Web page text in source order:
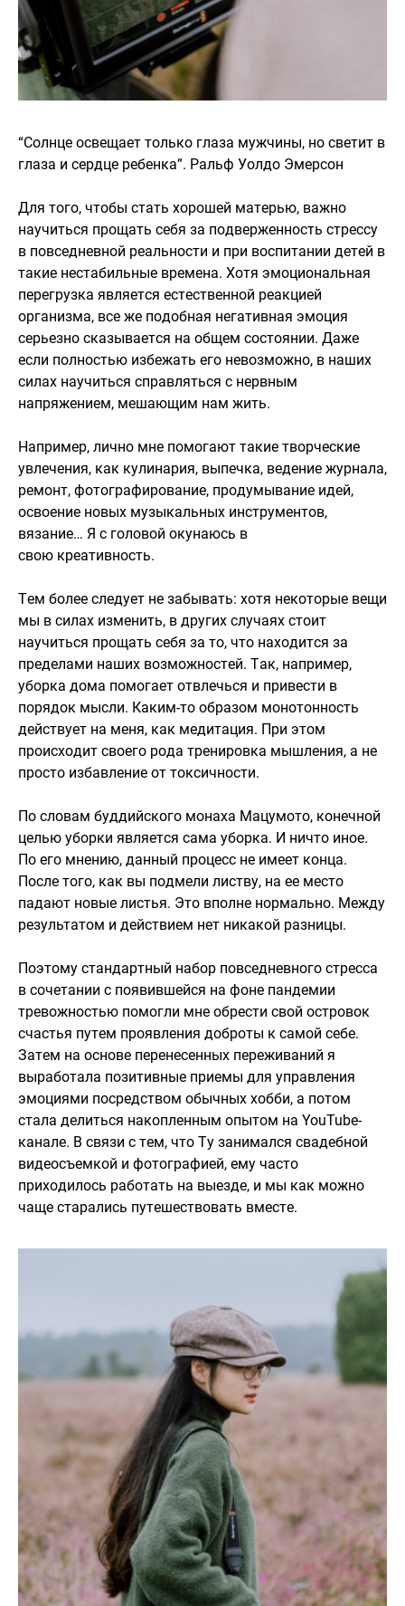
“Солнце освещает только глаза мужчины, но светит в
глаза и сердце ребенка”. Ральф Уолдо Эмерсон
Для того, чтобы стать хорошей матерью, важно
научиться прощать себя за подверженность стрессу
в повседневной реальности и при воспитании детей в
такие нестабильные времена. Хотя эмоциональная
перегрузка является естественной реакцией
организма, все же подобная негативная эмоция
серьезно сказывается на общем состоянии. Даже
если полностью избежать его невозможно, в наших
силах научиться справляться с нервным
напряжением, мешающим нам жить.
Например, лично мне помогают такие творческие
увлечения, как кулинария, выпечка, ведение журнала,
ремонт, фотографирование, продумывание идей,
освоение новых музыкальных инструментов,
вязание… Я с головой окунаюсь в
свою креативность.
Тем более следует не забывать: хотя некоторые вещи
мы в силах изменить, в других случаях стоит
научиться прощать себя за то, что находится за
пределами наших возможностей. Так, например,
уборка дома помогает отвлечься и привести в
порядок мысли. Каким-то образом монотонность
действует на меня, как медитация. При этом
происходит своего рода тренировка мышления, а не
просто избавление от токсичности.
По словам буддийского монаха Мацумото, конечной
целью уборки является сама уборка. И ничто иное.
По его мнению, данный процесс не имеет конца.
После того, как вы подмели листву, на ее место
падают новые листья. Это вполне нормально. Между
результатом и действием нет никакой разницы.
Поэтому стандартный набор повседневного стресса
в сочетании с появившейся на фоне пандемии
тревожностью помогли мне обрести свой островок
счастья путем проявления доброты к самой себе.
Затем на основе перенесенных переживаний я
выработала позитивные приемы для управления
эмоциями посредством обычных хобби, а потом
стала делиться накопленным опытом на YouTube-
канале. В связи с тем, что Ту занимался свадебной
видеосъемкой и фотографией, ему часто
приходилось работать на выезде, и мы как можно
чаще старались путешествовать вместе.